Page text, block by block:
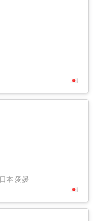
本 愛媛